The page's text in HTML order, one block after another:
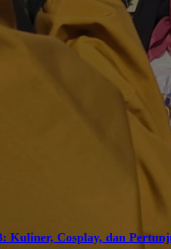
Kuliner, Cosplay, dan